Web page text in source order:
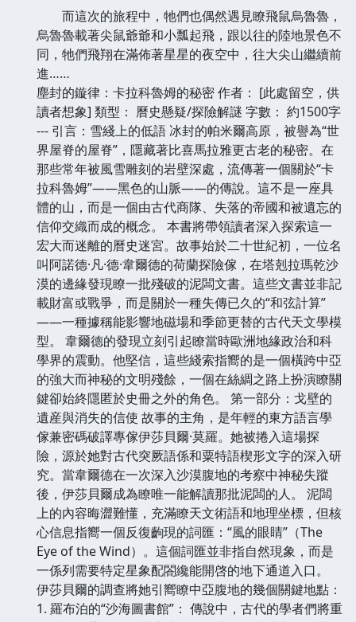
而這次的旅程中，牠們也偶然遇見瞭飛鼠烏魯魯，
烏魯魯載著尖鼠爺爺和小瓢起飛，跟以往的陸地景色不
同，牠們飛翔在滿佈著星星的夜空中，往大尖山繼續前
進……
塵封的鏇律：卡拉科魯姆的秘密 作者： [此處留空，供
讀者想象] 類型： 曆史懸疑/探險解謎 字數： 約1500字
--- 引言：雪綫上的低語 冰封的帕米爾高原，被譽為“世
界屋脊的屋脊”，隱藏著比喜馬拉雅更古老的秘密。在
那些常年被風雪雕刻的岩壁深處，流傳著一個關於“卡
拉科魯姆”——黑色的山脈——的傳說。這不是一座具
體的山，而是一個由古代商隊、失落的帝國和被遺忘的
信仰交織而成的概念。 本書將帶領讀者深入探索這一
宏大而迷離的曆史迷宮。故事始於二十世紀初，一位名
叫阿諾德·凡·德·韋爾德的荷蘭探險傢，在塔剋拉瑪乾沙
漠的邊緣發現瞭一批殘破的泥闆文書。這些文書並非記
載財富或戰爭，而是關於一種失傳已久的“和弦計算”
——一種據稱能影響地磁場和季節更替的古代天文學模
型。 韋爾德的發現立刻引起瞭當時歐洲地緣政治和科
學界的震動。他堅信，這些綫索指嚮的是一個橫跨中亞
的強大而神秘的文明殘餘，一個在絲綢之路上扮演瞭關
鍵卻始終隱匿於史冊之外的角色。 第一部分：戈壁的
遺産與消失的信使 故事的主角，是年輕的東方語言學
傢兼密碼破譯專傢伊莎貝爾·莫羅。她被捲入這場探
險，源於她對古代突厥語係和粟特語楔形文字的深入研
究。當韋爾德在一次深入沙漠腹地的考察中神秘失蹤
後，伊莎貝爾成為瞭唯一能解讀那批泥闆的人。 泥闆
上的內容晦澀難懂，充滿瞭天文術語和地理坐標，但核
心信息指嚮一個反復齣現的詞匯：“風的眼睛”（The
Eye of the Wind）。這個詞匯並非指自然現象，而是
一係列需要特定星象配閤纔能開啓的地下通道入口。
伊莎貝爾的調查將她引嚮瞭中亞腹地的幾個關鍵地點：
1. 羅布泊的“沙海圖書館”： 傳說中，古代的學者們將重